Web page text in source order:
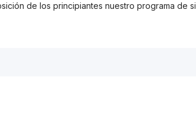
de los principiantes nuestro programa